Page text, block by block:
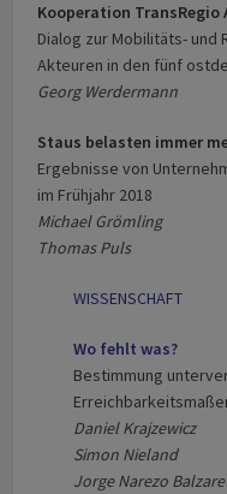
Kooperation TransRegio
Dialog zur Mobilitäts- und
Akteuren in den fünf
Georg Werdermann
Staus belasten immer
Ergebnisse von
im Frühjahr 2018
Michael Grömling
Thomas Puls
WISSENSCHAFT
Wo fehlt was?
Bestimmung
Daniel Krajzewicz
Simon Nieland
Jorge Narezo